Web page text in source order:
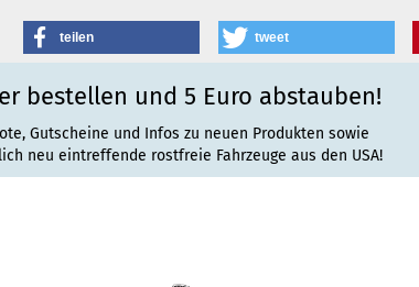
teilen tweet
bestellen und 5 Euro abstauben!
Gutscheine und Infos zu neuen Produkten sowie
neu eintreffende rostfreie Fahrzeuge aus den USA!